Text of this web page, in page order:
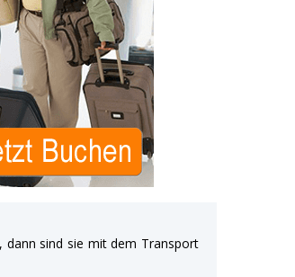
dann sind sie mit dem Transport